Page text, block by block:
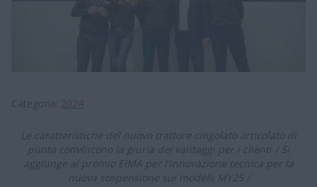
Le caratteristiche del nuovo trattore cingolato articolato di
punta convincono la giuria dei vantaggi per i clienti / Si
aggiunge al premio EIMA per l'innovazione tecnica per la
nuova sospensione sui modelli MY25 /